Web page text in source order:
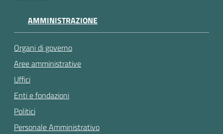
AMMINISTRAZIONE
Organi di governo
Aree amministrative
Uffici
Enti e fondazioni
Politici
Personale Amministrativo